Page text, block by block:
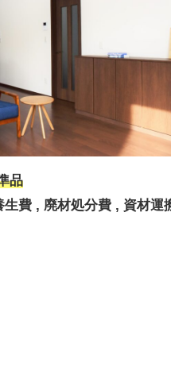
品
費 , 廃材処分費 , 資材運